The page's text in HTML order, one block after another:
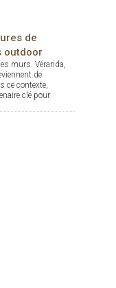
de
outdoor
murs. Véranda,
de
ce contexte,
clé pour